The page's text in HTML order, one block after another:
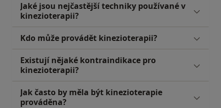
Jaké jsou nejčastější techniky používané v
kinezioterapii?
Kdo může provádět kinezioterapii?
Existují nějaké kontraindikace pro
kinezioterapii?
Jak často by měla být kinezioterapie
prováděna?